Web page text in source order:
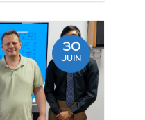
30
JUIN